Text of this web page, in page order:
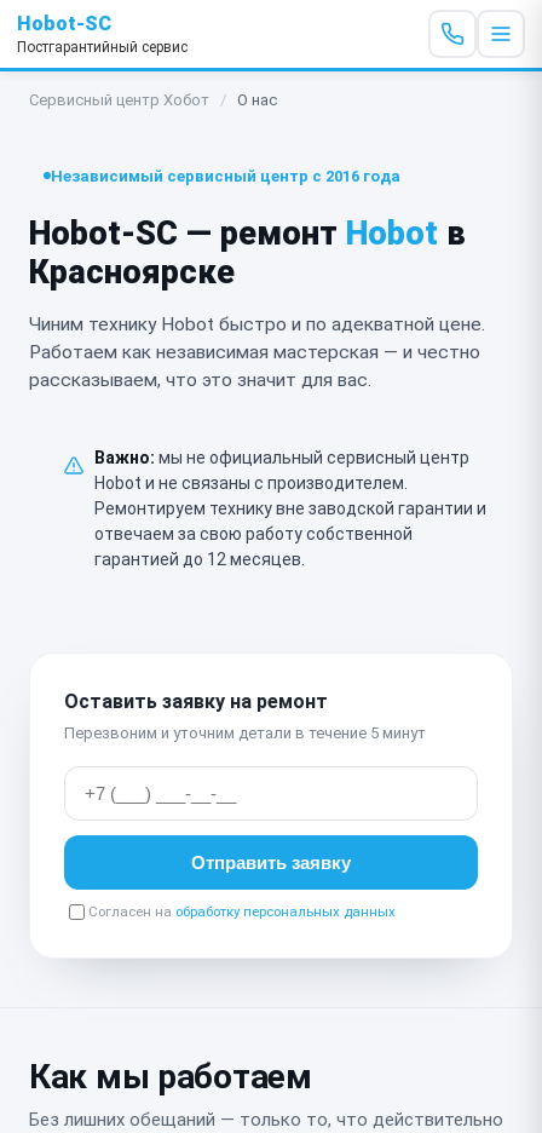
Hobot-SC
Постгарантийный сервис
Сервисный центр Хобот / О нас
Независимый сервисный центр с 2016 года
Hobot-SC — ремонт Hobot в
Красноярске
Чиним технику Hobot быстро и по адекватной цене.
Работаем как независимая мастерская — и честно
рассказываем, что это значит для вас.
Важно: мы не официальный сервисный центр
Hobot и не связаны с производителем.
Ремонтируем технику вне заводской гарантии и
отвечаем за свою работу собственной
гарантией до 12 месяцев.
Оставить заявку на ремонт
Перезвоним и уточним детали в течение 5 минут
Отправить заявку
Согласен на обработку персональных данных
Как мы работаем
Без лишних обещаний — только то, что действительно